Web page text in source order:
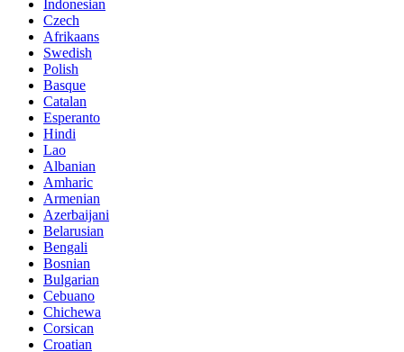
Indonesian
Czech
Afrikaans
Swedish
Polish
Basque
Catalan
Esperanto
Hindi
Lao
Albanian
Amharic
Armenian
Azerbaijani
Belarusian
Bengali
Bosnian
Bulgarian
Cebuano
Chichewa
Corsican
Croatian